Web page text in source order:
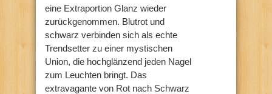
eine Extraportion Glanz wieder
zurückgenommen. Blutrot und
schwarz verbinden sich als echte
Trendsetter zu einer mystischen
Union, die hochglänzend jeden Nagel
zum Leuchten bringt. Das
extravagante von Rot nach Schwarz